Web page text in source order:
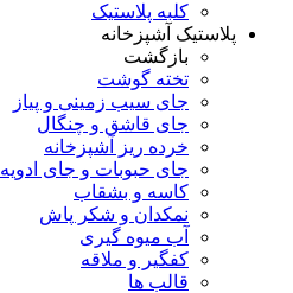
کلبه پلاستیک
پلاستیک آشپزخانه
بازگشت
تخته گوشت
جای سیب زمینی و پیاز
جای قاشق و چنگال
خرده ریز آشپزخانه
جای حبوبات و جای ادویه
کاسه و بشقاب
نمکدان و شکر پاش
آب میوه گیری
کفگیر و ملاقه
قالب ها